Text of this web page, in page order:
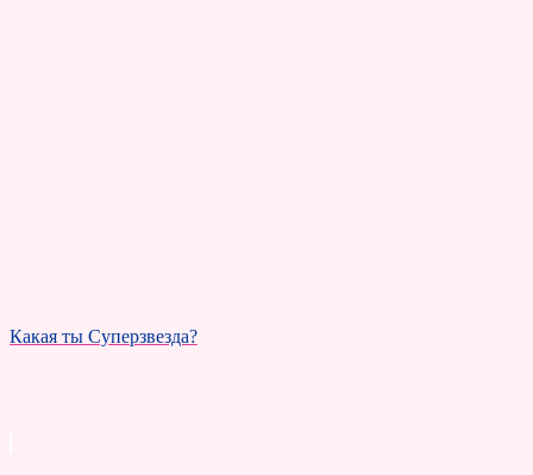
Какая ты Суперзвезда?